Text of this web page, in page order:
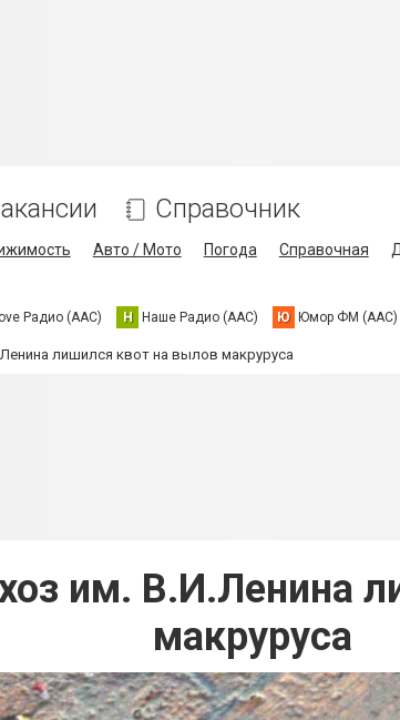
Справочник
Авто / Мото Погода Справочная
Радио (AAC) Н Наше Радио (AAC) Ю Юмор ФМ (AAC)
лишился квот на вылов макруруса
им. В.И.Ленина
макруруса